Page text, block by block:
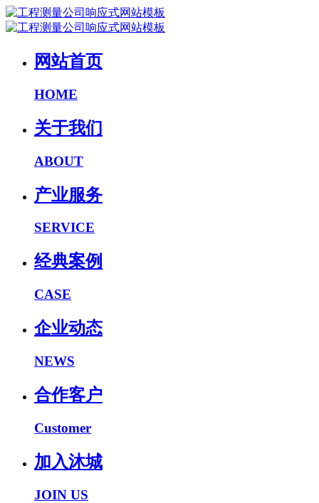
网站首页
HOME
关于我们
ABOUT
产业服务
SERVICE
经典案例
CASE
企业动态
NEWS
合作客户
Customer
加入沐城
JOIN US